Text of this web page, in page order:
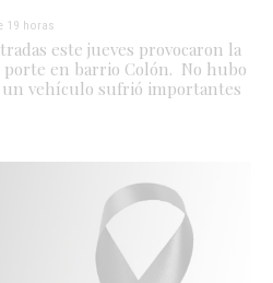
19 horas
este jueves provocaron la
en barrio Colón. No hubo
un vehículo sufrió importantes